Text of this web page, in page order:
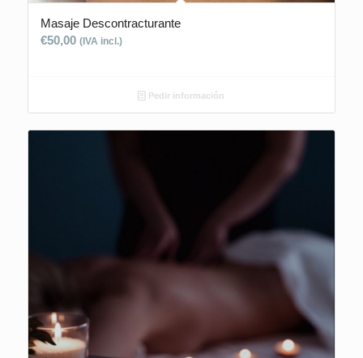
Masaje Descontracturante
€50,00 (IVA incl.)
Pedir información